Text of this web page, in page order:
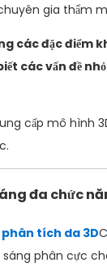
gia thẩm
các đặc điểm
các vấn đề
cấp mô hình
đa chức
phân tích da 3D
phân cực